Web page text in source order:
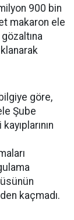
900 bin
makaron ele
göre,
Şube
kaçmadı.